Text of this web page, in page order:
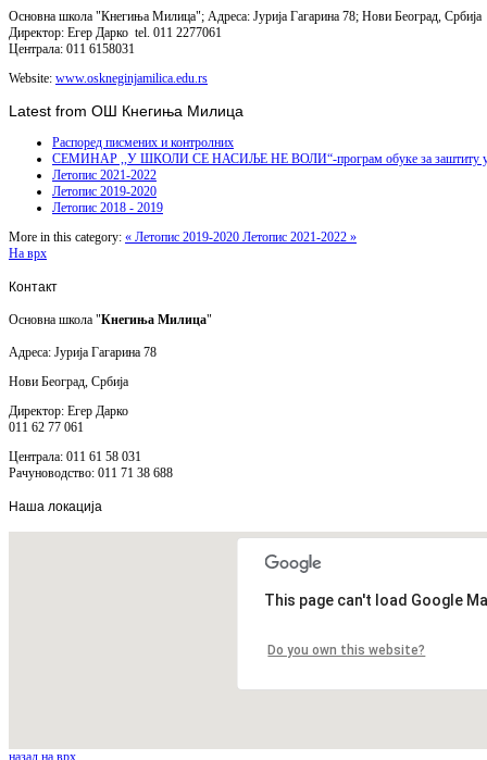
Основна школа "Кнегиња Милица"; Адреса: Јурија Гагарина 78; Нови Београд, Србија
Директор: Егер Дарко tel. 011 2277061
Централа: 011 6158031
Website: www.oskneginjamilica.edu.rs
Latest from ОШ Кнегиња Милица
Распоред писмених и контролних
СЕМИНАР ,,У ШКОЛИ СЕ НАСИЉЕ НЕ ВОЛИ“-програм обуке за заштиту
Летопис 2021-2022
Летопис 2019-2020
Летопис 2018 - 2019
More in this category: « Летопис 2019-2020 Летопис 2021-2022 »
На врх
Контакт
Основна школа "Кнегиња Милица"
Адреса: Јурија Гагарина 78
Нови Београд, Србија
Директор: Егер Дарко
011 62 77 061
Централа: 011 61 58 031
Рачуноводство: 011 71 38 688
Наша локација
This page can't load Google
Do you own this website?
назад на врх